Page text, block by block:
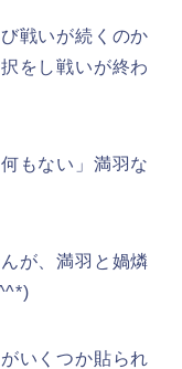
戦いが続くのか
をし戦いが終わ
もない」満羽な
が、満羽と媧燐
いくつか貼られ